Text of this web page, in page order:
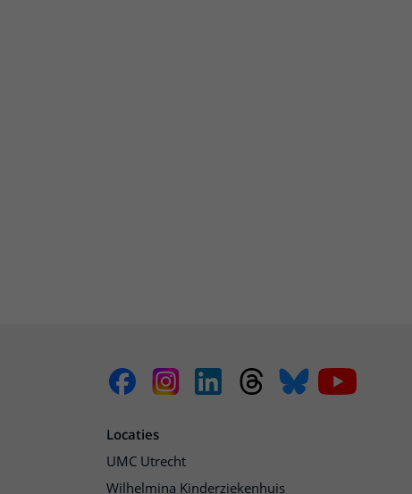
Locaties
UMC Utrecht
Wilhelmina Kinderziekenhuis